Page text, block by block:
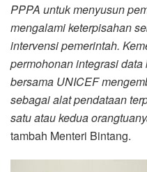
PPPA untuk menyusun
mengalami keterpisahan
intervensi pemerintah.
permohonan integrasi
bersama UNICEF
sebagai alat pendataan
satu atau kedua
tambah Menteri Bintang.